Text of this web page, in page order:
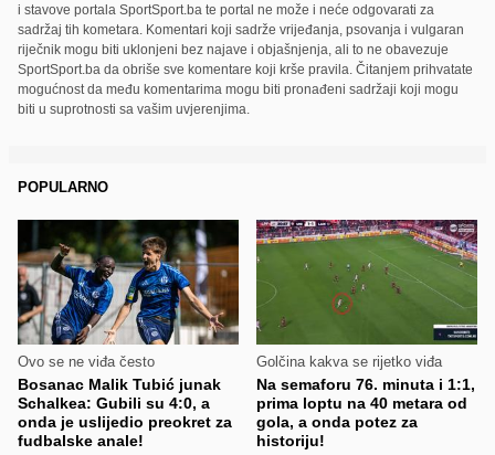
i stavove portala SportSport.ba te portal ne može i neće odgovarati za
sadržaj tih kometara. Komentari koji sadrže vrijeđanja, psovanja i vulgaran
riječnik mogu biti uklonjeni bez najave i objašnjenja, ali to ne obavezuje
SportSport.ba da obriše sve komentare koji krše pravila. Čitanjem prihvatate
mogućnost da među komentarima mogu biti pronađeni sadržaji koji mogu
biti u suprotnosti sa vašim uvjerenjima.
POPULARNO
Ovo se ne viđa često
Bosanac Malik Tubić junak
Schalkea: Gubili su 4:0, a
onda je uslijedio preokret za
fudbalske anale!
Golčina kakva se rijetko viđa
Na semaforu 76. minuta i 1:1,
prima loptu na 40 metara od
gola, a onda potez za
historiju!